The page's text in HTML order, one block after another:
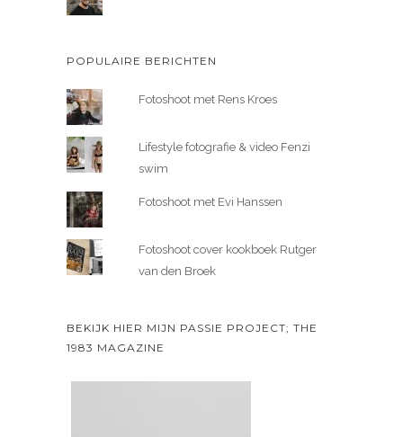
POPULAIRE BERICHTEN
Fotoshoot met Rens Kroes
Lifestyle fotografie & video Fenzi
swim
Fotoshoot met Evi Hanssen
Fotoshoot cover kookboek Rutger
van den Broek
BEKIJK HIER MIJN PASSIE PROJECT; THE
1983 MAGAZINE